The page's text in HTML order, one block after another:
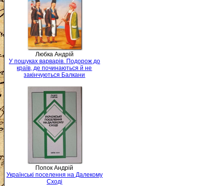
Любка Андрій
У пошуках варварів. Подорож до
країв, де починаються й не
закінчуються Балкани
Попок Андрій
Українські поселення на Далекому
Сході